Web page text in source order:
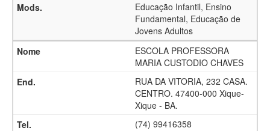
Educação Infantil, Ensino
Fundamental, Educação de
Jovens Adultos
ESCOLA PROFESSORA
MARIA CUSTODIO CHAVES
RUA DA VITORIA, 232 CASA.
CENTRO. 47400-000 Xique-
Xique - BA.
(74) 99416358